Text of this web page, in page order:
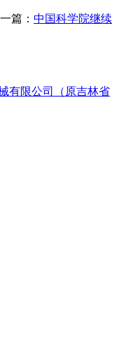
篇： 中国科学院继续
有限公司（原吉林省